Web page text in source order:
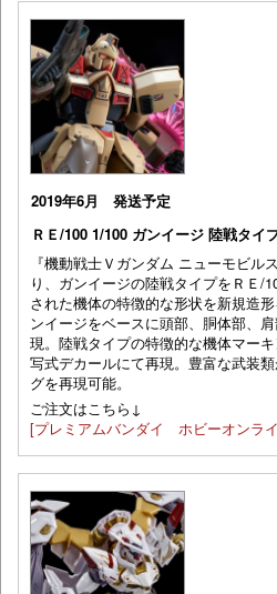
2019年6月 発送予定
ＲＥ/100 1/100 ガンイージ 陸戦タイ
『機動戦士Ｖガンダム ニューモビル
り、ガンイージの陸戦タイプをＲＥ/
された機体の特徴的な形状を新規造
ンイージをベースに頭部、胴体部、
現。陸戦タイプの特徴的な機体マー
写式デカールにて再現。豊富な武装
グを再現可能。
ご注文はこちら↓
[プレミアムバンダイ ホビーオンラ